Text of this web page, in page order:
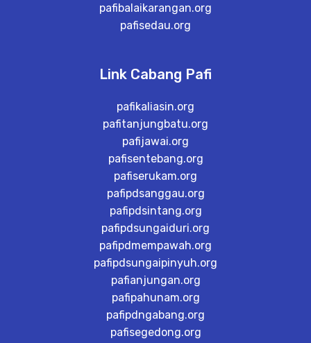
pafibalaikarangan.org
pafisedau.org
Link Cabang Pafi
pafikaliasin.org
pafitanjungbatu.org
pafijawai.org
pafisentebang.org
pafiserukam.org
pafipdsanggau.org
pafipdsintang.org
pafipdsungaiduri.org
pafipdmempawah.org
pafipdsungaipinyuh.org
pafianjungan.org
pafipahunam.org
pafipdngabang.org
pafisegedong.org